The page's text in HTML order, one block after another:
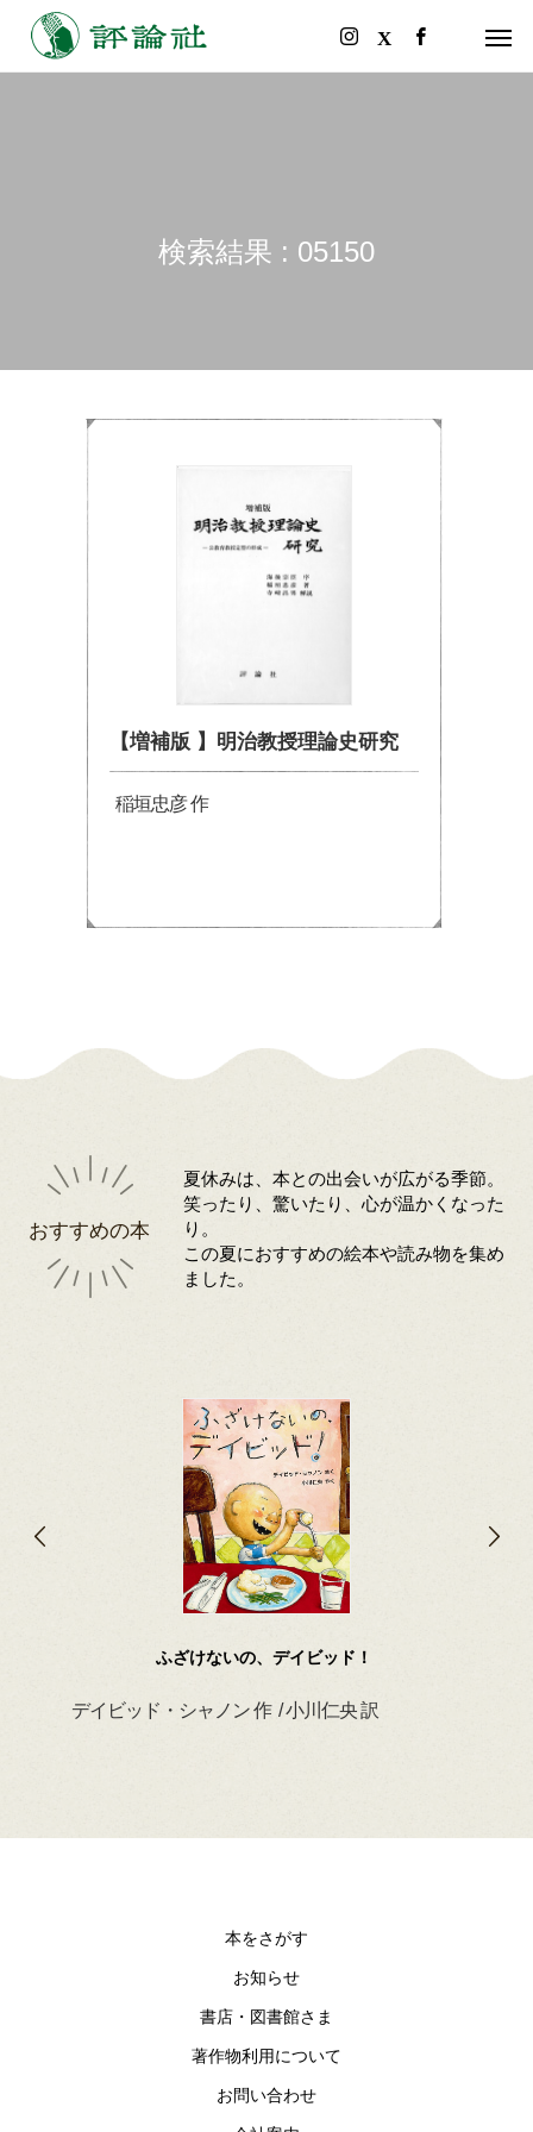
検索結果 : 05150
【増補版 】明治教授理論史研究
稲垣忠彦 作
おすすめの本
夏休みは、本との出会いが広がる季節。
笑ったり、驚いたり、心が温かくなった
り。
この夏におすすめの絵本や読み物を集め
ました。
ふざけないの、デイビッド！
デイビッド・シャノン 作 / 小川仁央 訳
本をさがす
お知らせ
書店・図書館さま
著作物利用について
お問い合わせ